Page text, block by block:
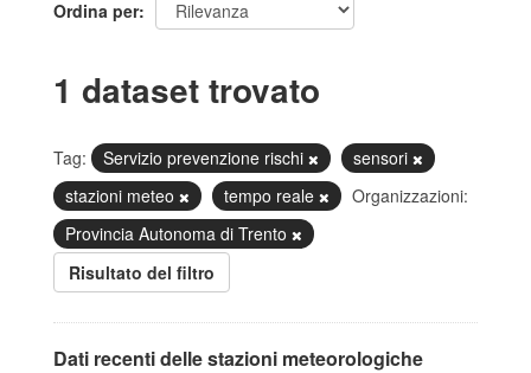
Ordina per
1 dataset trovato
Tag: Servizio prevenzione rischi
sensori
stazioni meteo
tempo reale
Organizzazioni:
Provincia Autonoma di Trento
Risultato del filtro
Dati recenti delle stazioni meteorologiche